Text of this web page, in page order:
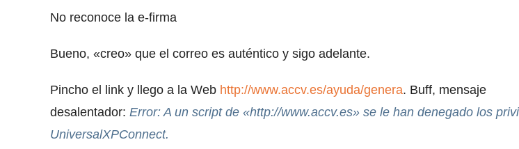
No reconoce la e-firma
Bueno, «creo» que el correo es auténtico y sigo adelante.
Pincho el link y llego a la Web http://www.accv.es/ayuda/genera. Buff, mensaje
desalentador: Error: A un script de «http://www.accv.es» se le han denegado los
UniversalXPConnect.